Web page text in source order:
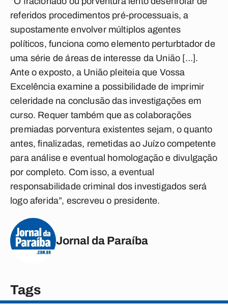
referidos procedimentos pré-processuais, a
supostamente envolver múltiplos agentes
políticos, funciona como elemento perturbtador de
uma série de áreas de interesse da União […].
Ante o exposto, a União pleiteia que Vossa
Excelência examine a possibilidade de imprimir
celeridade na conclusão das investigações em
curso. Requer também que as colaborações
premiadas porventura existentes sejam, o quanto
antes, finalizadas, remetidas ao Juízo competente
para análise e eventual homologação e divulgação
por completo. Com isso, a eventual
responsabilidade criminal dos investigados será
logo aferida”, escreveu o presidente.
Jornal da Paraíba
Tags